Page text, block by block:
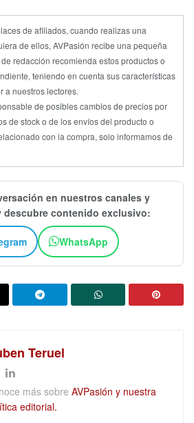
de afiliados, cuando realizas una
de ellos, AVPasión recibe una pequeña
redacción recomienda estos productos o
teniendo en cuenta sus características
a nuestros lectores.
de posibles cambios de precios por
de stock o de los envíos del producto o
con la compra, solo informamos de
en nuestros canales y
descubre contenido exclusivo:
WhatsApp
Teruel
más sobre AVPasión y nuestra
editorial.